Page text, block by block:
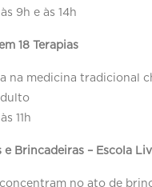
9h e às 14h
18 Terapias
na medicina tradicional
11h
e Brincadeiras – Escola
no ato de